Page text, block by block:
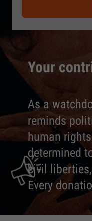
Your
As a
reminds
human
determined
civil
Every